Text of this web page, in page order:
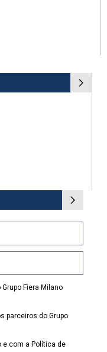
Fiera Milano
parceiros do Grupo
e com a Política de